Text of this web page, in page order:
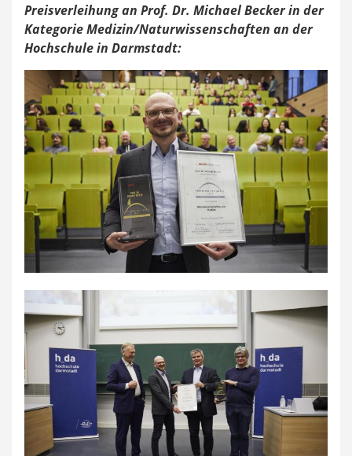
Preisverleihung an Prof. Dr. Michael Becker in der
Kategorie Medizin/Naturwissenschaften an der
Hochschule in Darmstadt: